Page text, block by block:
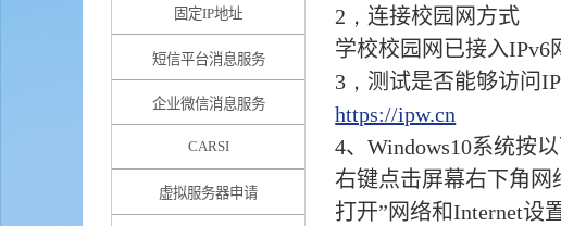
固定IP地址
短信平台消息服务
企业微信消息服务
CARSI
虚拟服务器申请
2， 连接校园网方式
学校校园网已接入IPv6
3， 测试是否能够访问
https://ipw.cn
4、Windows10系统按
右键点击屏幕右下角网
打开”网络和Internet设